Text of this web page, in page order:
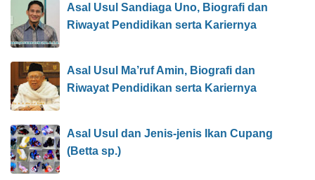
Asal Usul Sandiaga Uno, Biografi dan
Riwayat Pendidikan serta Kariernya
Asal Usul Ma’ruf Amin, Biografi dan
Riwayat Pendidikan serta Kariernya
Asal Usul dan Jenis-jenis Ikan Cupang
(Betta sp.)